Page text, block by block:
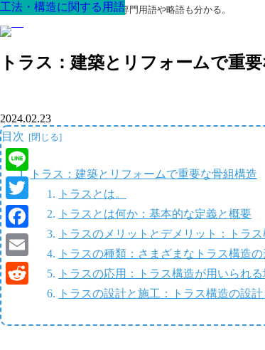
最高の家を作るための知識！専門用語や略語も分かる。
トラス：建築とリフォームで重
工法・構造に関する用語
2024.02.23
目次
トラス：建築とリフォームで重要な骨組構造
トラスとは。
トラスとは何か：基本的な定義と概要
トラスのメリットとデメリット：トラ
トラスの種類：さまざまなトラス構造
トラスの応用：トラス構造が用いられ
トラスの設計と施工：トラス構造の設
工法・構造に関する用語
工法・構造に関する用語
工法・構造に関する用語
工法・構造に関する用語
工法・構造に関する用語
工法・構造に関する用語
Line
Twitter
Facebook
Email